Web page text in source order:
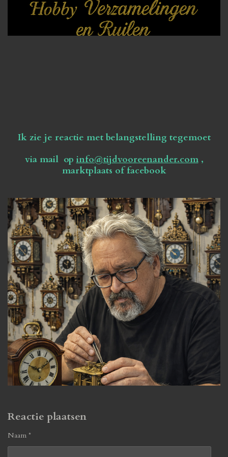
Ik zie je reactie met belangstelling tegemoet
via mail opinfo@tijdvooreenander.com,
marktplaats of facebook
Reactie plaatsen
Naam *